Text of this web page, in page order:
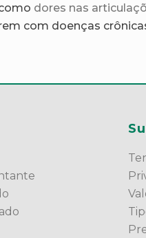
dores nas
com doenças